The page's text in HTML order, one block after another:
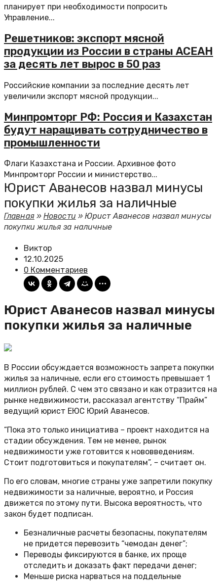
планирует при необходимости попросить
Управление...
Решетников: экспорт мясной
продукции из России в страны АСЕАН
за десять лет вырос в 50 раз
Российские компании за последние десять лет
увеличили экспорт мясной продукции...
Минпромторг РФ: Россия и Казахстан
будут наращивать сотрудничество в
промышленности
Флаги Казахстана и России. Архивное фото
Минпромторг России и министерство...
Юрист Аванесов назвал минусы
покупки жилья за наличные
Главная»Новости »Юрист Аванесов назвал минусы
покупки жилья за наличные
Виктор
12.10.2025
0 Комментариев
Юрист Аванесов назвал минусы
покупки жилья за наличные
В России обсуждается возможность запрета покупки
жилья за наличные, если его стоимость превышает 1
миллион рублей. С чем это связано и как отразится на
рынке недвижимости, рассказал агентству “Прайм”
ведущий юрист ЕЮС Юрий Аванесов.
“Пока это только инициатива – проект находится на
стадии обсуждения. Тем не менее, рынок
недвижимости уже готовится к нововведениям.
Стоит подготовиться и покупателям”, – считает он.
По его словам, многие страны уже запретили покупку
недвижимости за наличные, вероятно, и Россия
движется по этому пути. Высока вероятность, что
закон будет подписан.
Безналичные расчеты безопасны, покупателям
не придется перевозить “чемодан денег”;
Переводы фиксируются в банке, их проще
отследить и доказать факт передачи денег;
Меньше риска нарваться на поддельные